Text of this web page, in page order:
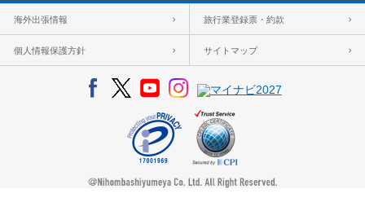
海外出張情報 旅行業登録票・約款
個人情報保護方針 サイトマップ